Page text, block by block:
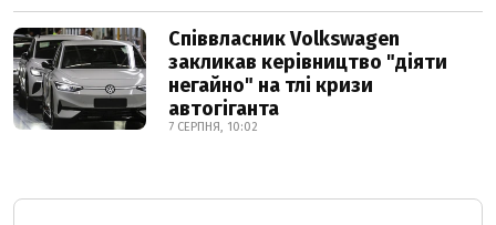
Співвласник Volkswagen
закликав керівництво "діяти
негайно" на тлі кризи
автогіганта
7 СЕРПНЯ, 10:02